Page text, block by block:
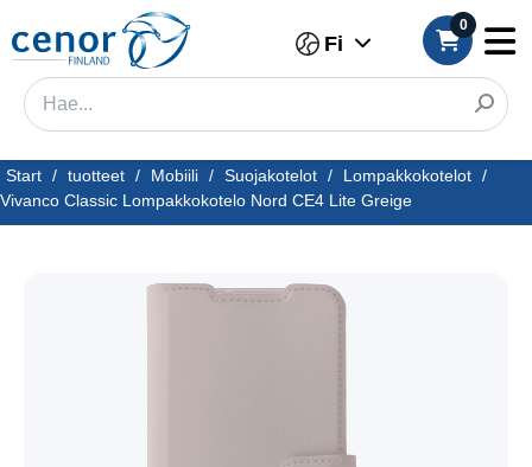
Fi
0
Start / tuotteet / Mobiili / Suojakotelot / Lompakkokotelot /
Vivanco Classic Lompakkokotelo Nord CE4 Lite Greige